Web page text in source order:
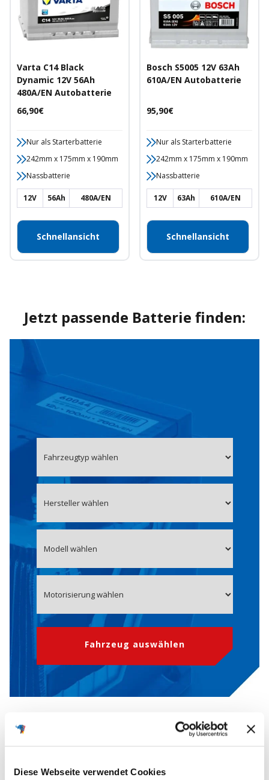
Diese Webseite verwendet Cookies
Varta C14 Black
Dynamic 12V 56Ah
480A/EN Autobatterie
Angebotspreis
66,90€
Nur als Starterbatterie
242mm x 175mm x 190mm
Nassbatterie
12V 56Ah 480A/EN
Schnellansicht
Bosch S5005 12V 63Ah
610A/EN Autobatterie
Angebotspreis
95,90€
Nur als Starterbatterie
242mm x 175mm x 190mm
Nassbatterie
12V 63Ah 610A/EN
Schnellansicht
Jetzt passende Batterie finden:
Fahrzeug auswählen
OE-Nummer 28800-0T060